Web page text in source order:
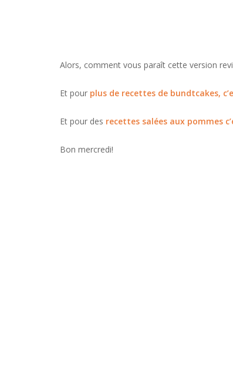
Alors, comment vous paraît cette version
Et pour plus de recettes de bundtcakes,
Et pour des recettes salées aux pommes
Bon mercredi!